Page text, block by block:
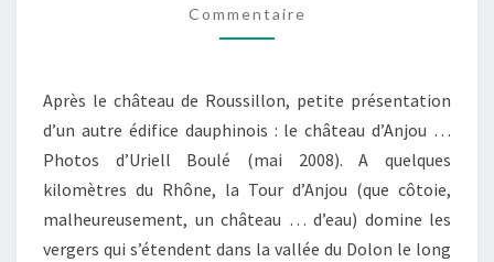
Commentaire
Après le château de Roussillon, petite présentation
d’un autre édifice dauphinois : le château d’Anjou …
Photos d’Uriell Boulé (mai 2008). A quelques
kilomètres du Rhône, la Tour d’Anjou (que côtoie,
malheureusement, un château … d’eau) domine les
vergers qui s’étendent dans la vallée du Dolon le long